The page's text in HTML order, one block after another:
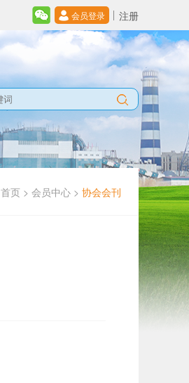
会员登录 注册
首页 > 会员中心 > 协会会刊